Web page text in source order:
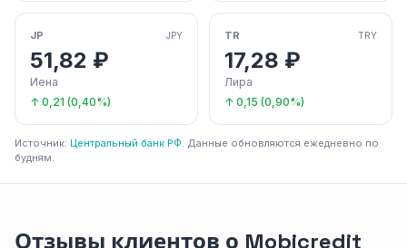
JP JPY
51,82 ₽
Иена
↑ 0,21 (0,40%)
TR TRY
17,28 ₽
Лира
↑ 0,15 (0,90%)
Источник: Центральный банк РФ. Данные обновляются ежедневно по
будням.
Отзывы клиентов о Mobicredit